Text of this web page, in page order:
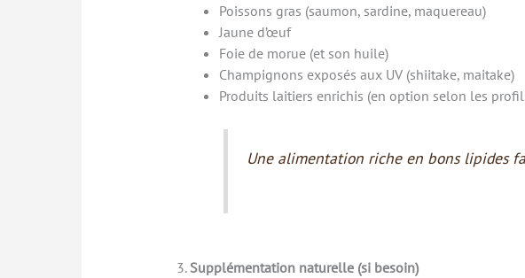
Poissons gras (saumon, sardine, maquereau)
Jaune d’œuf
Foie de morue (et son huile)
Champignons exposés aux UV (shiitake, maitake)
Produits laitiers enrichis (en option selon les
Une alimentation riche en bons lipides
3. Supplémentation naturelle (si besoin)